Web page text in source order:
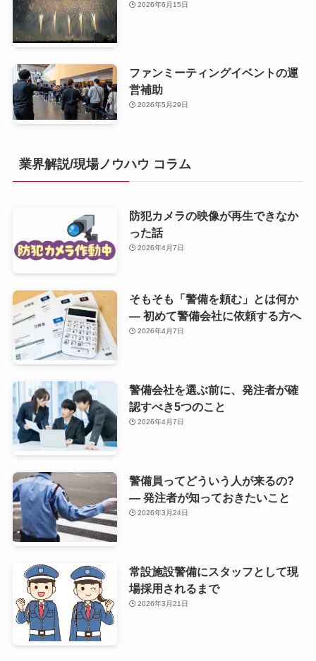
2026年6月15日
ファンミーティングイベントの運
営補助
2026年5月29日
業界解説/現場ノウハウ コラム
防犯カメラの映像が再生できなか
った話
2026年4月7日
そもそも「警備を頼む」とは何か
— 初めて警備会社に依頼する方へ
2026年4月7日
警備会社を選ぶ前に、発注者が確
認すべき5つのこと
2026年4月7日
警備員ってどういう人が来るの?
— 発注者が知っておきたいこと
2026年3月24日
常設施設警備にスタッフとして現
場採用されるまで
2026年3月21日